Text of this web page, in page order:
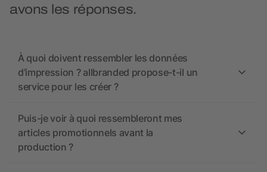
avons les réponses.
À quoi doivent ressembler les données
d’impression ? allbranded propose-t-il un
service pour les créer ?
Puis-je voir à quoi ressembleront mes
articles promotionnels avant la
production ?